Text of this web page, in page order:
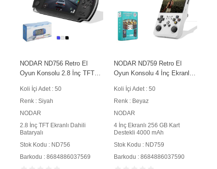
NODAR ND756 Retro El
Oyun Konsolu 2.8 İnç TFT
Koli İçi Adet : 50
Renk : Siyah
NODAR
2.8 İnç TFT Ekranlı Dahili
Bataryalı
Stok Kodu : ND756
Barkodu : 8684886037569
NODAR ND759 Retro El
Oyun Konsolu 4 İnç Ekranlı
mAh Bataryalı Beyaz
Koli İçi Adet : 50
Renk : Beyaz
NODAR
4 İnç Ekranlı 256 GB Kart
Destekli 4000 mAh
Stok Kodu : ND759
Barkodu : 8684886037590